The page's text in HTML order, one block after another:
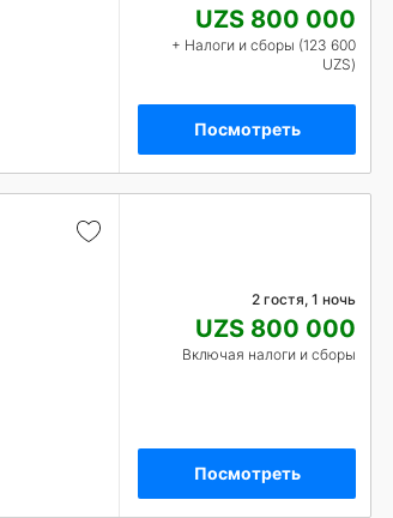
UZS 800 000
+ Налоги и сборы (123 600
UZS)
Посмотреть
2 гостя, 1 ночь
UZS 800 000
Включая налоги и сборы
Посмотреть